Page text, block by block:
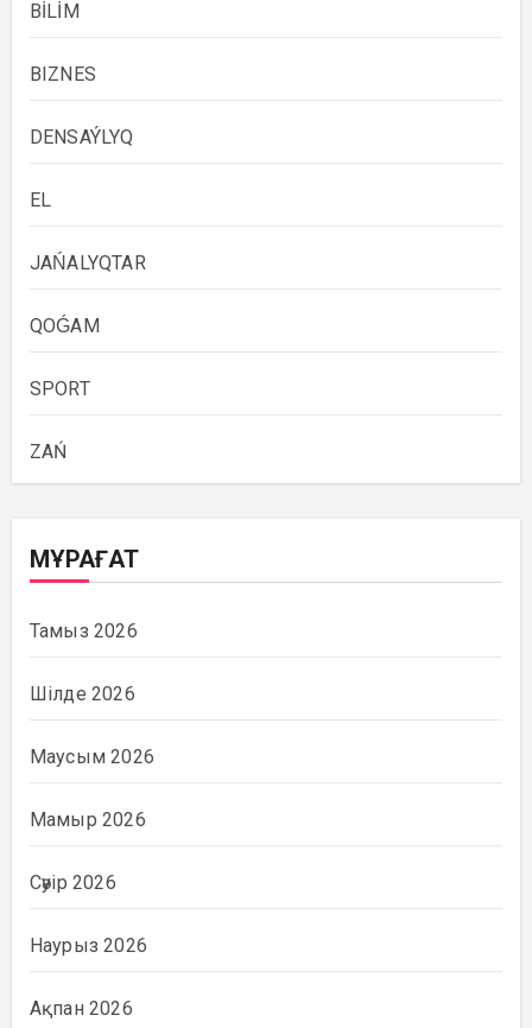
BİLİM
BIZNES
DENSAÝLYQ
EL
JAŃALYQTAR
QOǴAM
SPORT
ZAŃ
МҰРАҒАТ
Тамыз 2026
Шілде 2026
Маусым 2026
Мамыр 2026
Сәуір 2026
Наурыз 2026
Ақпан 2026